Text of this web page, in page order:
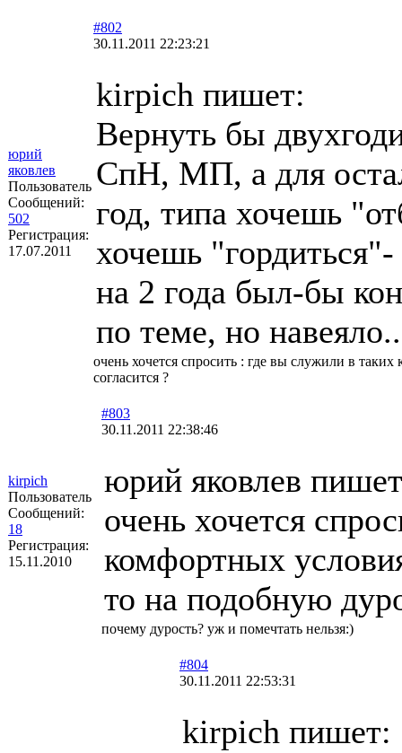
юрий
яковлев
Пользователь
Сообщений:
502
Регистрация:
17.07.2011
#802
30.11.2011 22:23:21
kirpich пишет:
Вернуть бы
СпН, МП, а для
год, типа хочешь
хочешь
на 2 года был-бы
по теме, но
очень хочется спросить : где вы служили в
согласится ?
kirpich
Пользователь
Сообщений:
18
Регистрация:
15.11.2010
#803
30.11.2011 22:38:46
юрий яковлев
очень хочется
комфортных
то на подобную
почему дурость? уж и помечтать нельзя:)
#804
30.11.2011 22:53:31
kirpich пишет: